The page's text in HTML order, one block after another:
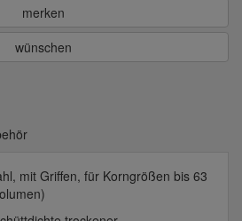
merken
wünschen
mit Griffen, für Korngrößen bis 63